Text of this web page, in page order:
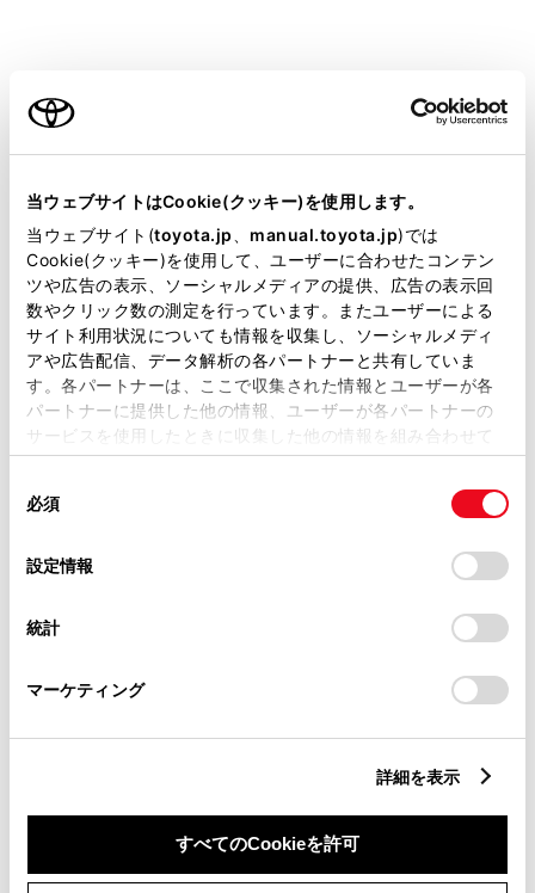
当ウェブサイトはCookie(クッキー)を使用します。
当ウェブサイト(toyota.jp manual.toyota.jp)では
Cookie(クッキー)を使用して、ユーザーに合わせたコンテン
ツや広告の表示、ソーシャルメディアの提供、広告の表示回
数やクリック数の測定を行っています。またユーザーによる
サイト利用状況についても情報を収集し、ソーシャルメディ
アや広告配信、データ解析の各パートナーと共有していま
す。各パートナーは、ここで収集された情報とユーザーが各
パートナーに提供した他の情報、ユーザーが各パートナーの
サービスを使用したときに収集した他の情報を組み合わせて
使用することがあります。当ウェブサイトの使用を続行する
デバイスにすべてのCookie(クッキー)が保存されることに同
意したことになります。Cookie(クッキー)のオプトアウト、
設定の変更、同意を撤回したりするにあたっては、当社の
「Cookie（クッキー）情報の取り扱いについて
」をご覧くだ
必須
設定情報
統計
マーケティング
詳細を表示
すべてのCookieを許可
施設情報・サービス
フリードリンク
ベビーシート（おむつ交換用
au取扱店
置店